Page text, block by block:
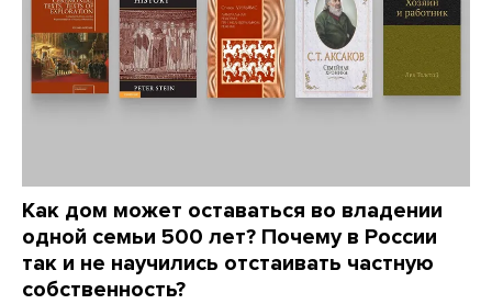
Как дом может оставаться во владении
одной семьи 500 лет? Почему в России
так и не научились отстаивать частную
собственность?